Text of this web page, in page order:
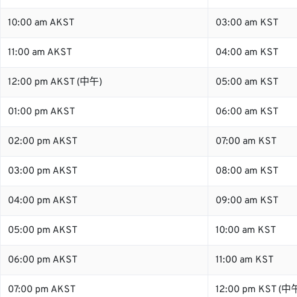
10:00 am AKST 03:00 am KST
11:00 am AKST 04:00 am KST
12:00 pm AKST (中午) 05:00 am KST
01:00 pm AKST 06:00 am KST
02:00 pm AKST 07:00 am KST
03:00 pm AKST 08:00 am KST
04:00 pm AKST 09:00 am KST
05:00 pm AKST 10:00 am KST
06:00 pm AKST 11:00 am KST
07:00 pm AKST 12:00 pm KST (中